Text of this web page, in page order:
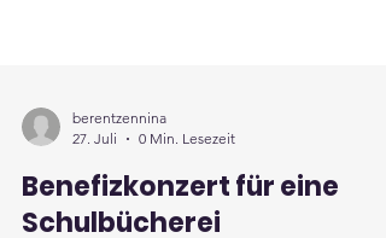
27. Juli
0 Min. Lesezeit